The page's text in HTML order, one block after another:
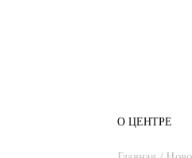
Главное
О ЦЕНТРЕ